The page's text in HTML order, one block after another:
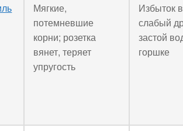
Мягкие,
потемневшие
корни; розетка
вянет, теряет
упругость
Избыток
слабый
застой
горшке